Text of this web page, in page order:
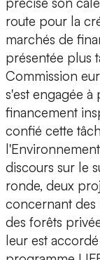
route pour la
marchés de
présentée plus
Commission
s'est engagée
financement
confié cette
discours sur le
ronde, deux
concernant des
des forêts
leur est